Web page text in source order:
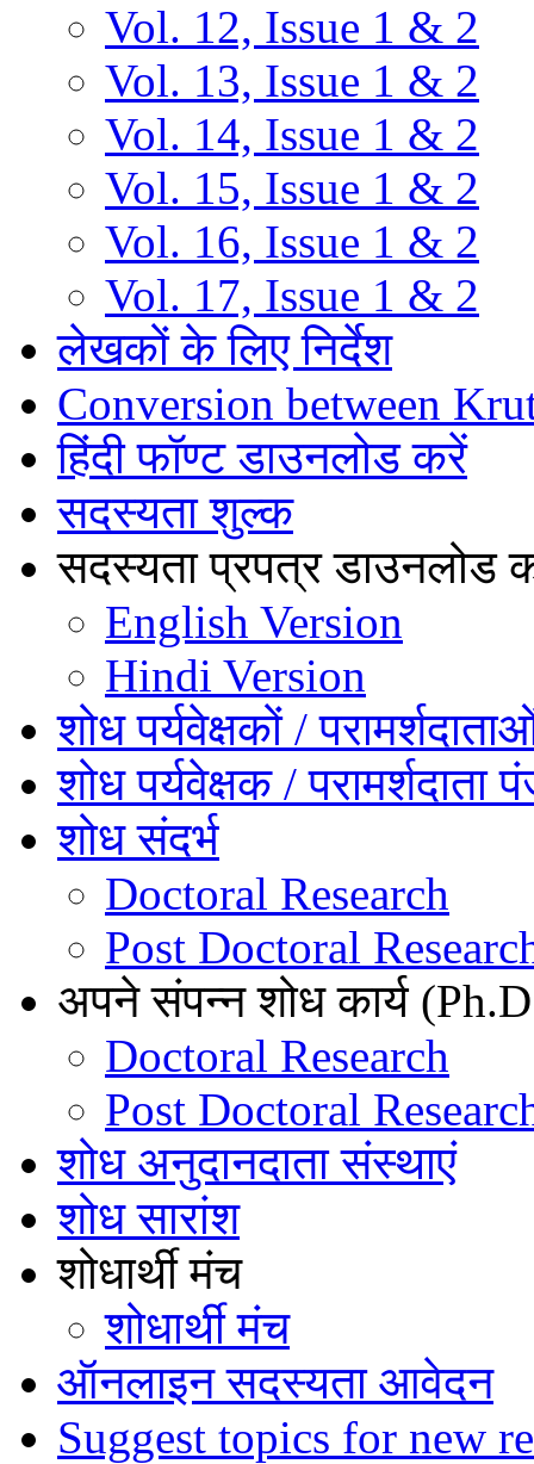
Vol. 12, Issue 1 & 2
Vol. 13, Issue 1 & 2
Vol. 14, Issue 1 & 2
Vol. 15, Issue 1 & 2
Vol. 16, Issue 1 & 2
Vol. 17, Issue 1 & 2
लेखकों के लिए निर्देश
Conversion between
हिंदी फॉण्ट डाउनलोड करें
सदस्यता शुल्क
सदस्यता प्रपत्र डाउनलोड
English Version
Hindi Version
शोध पर्यवेक्षकों /
शोध पर्यवेक्षक /
शोध संदर्भ
Doctoral Research
Post Doctoral
अपने संपन्न शोध कार्य
Doctoral Research
Post Doctoral
शोध अनुदानदाता संस्थाएं
शोध सारांश
शोधार्थी मंच
शोधार्थी मंच
ऑनलाइन सदस्यता आवेदन
Suggest topics for new